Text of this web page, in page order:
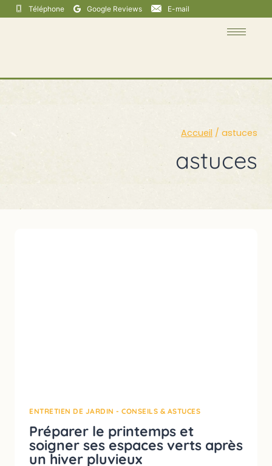
Téléphone Google Reviews E-mail
Accueil / astuces
astuces
ENTRETIEN DE JARDIN - CONSEILS & ASTUCES
Préparer le printemps et
soigner ses espaces verts après
un hiver pluvieux